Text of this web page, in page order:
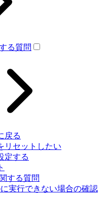
る質問
戻る
リセットしたい
定する
する質問
実行できない場合の確認